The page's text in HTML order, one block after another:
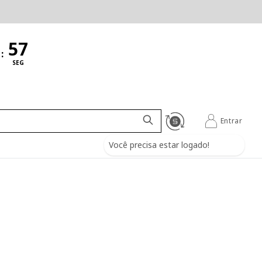
:
SEG
Você precisa estar logado!
Entrar